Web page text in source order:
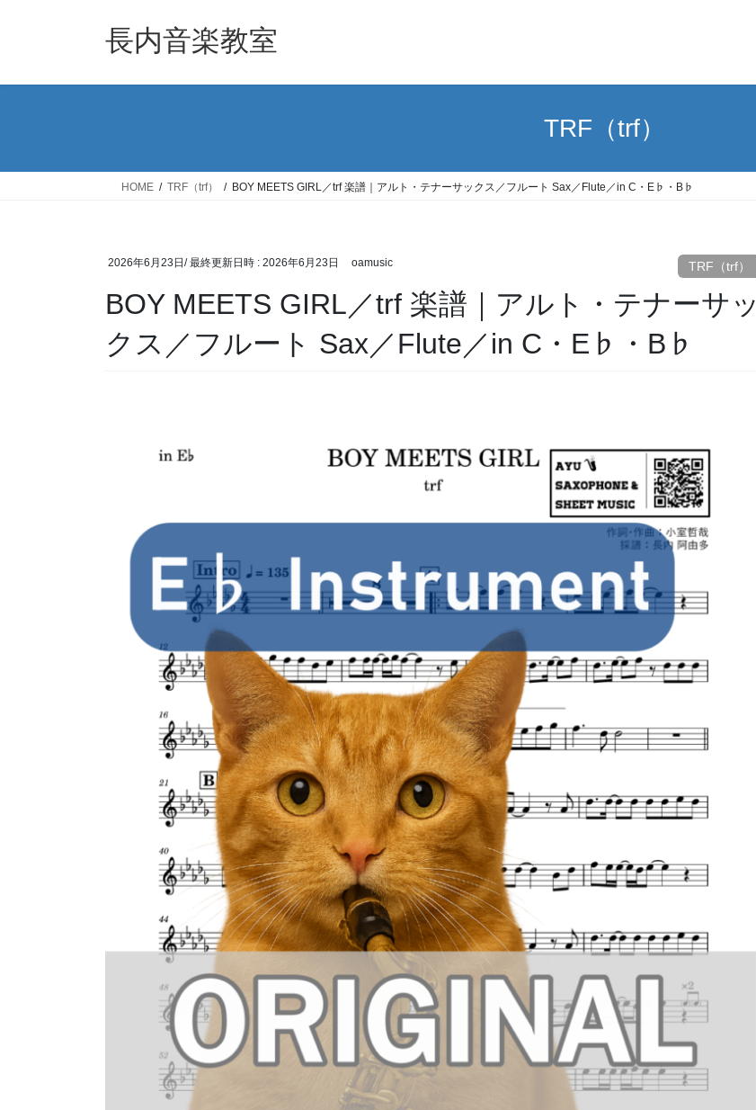
長内音楽教室
TRF（trf）
HOME TRF（trf） BOY MEETS GIRL／trf 楽譜｜アルト・テナーサックス／フルート Sax／Flute／in C・E♭・B♭
2026年6月23日 / 最終更新日時 : 2026年6月23日 oamusic TRF（trf）
BOY MEETS GIRL／trf 楽譜｜アルト・テナーサッ
クス／フルート Sax／Flute／in C・E♭・B♭